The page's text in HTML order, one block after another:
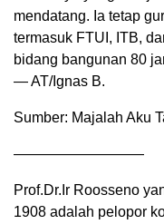
mendatang. Ia tetap
termasuk FTUI, ITB,
bidang bangunan 80
— AT/Ignas B.
Sumber: Majalah Aku
—————————
Prof.Dr.Ir Roosseno
1908 adalah pelopor